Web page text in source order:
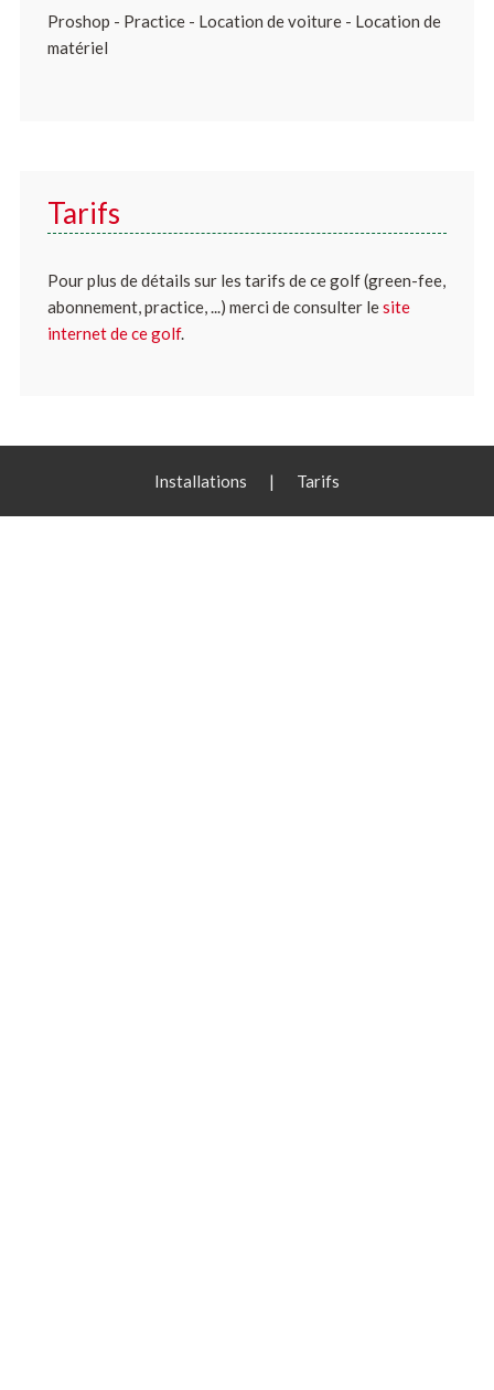
Proshop - Practice - Location de voiture - Location de
matériel
Tarifs
Pour plus de détails sur les tarifs de ce golf (green-fee,
abonnement, practice, ...) merci de consulter lesite
internet de ce golf.
Installations | Tarifs